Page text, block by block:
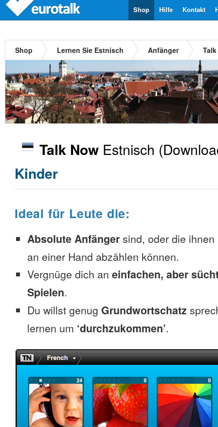
Kontakt
Hilfe
Shop
Shop Lernen Sie Estnisch Anfänger
Talk Now Estnisch
Kinder
Ideal für Leute die:
Absolute Anfänger sind, oder die
an einer Hand abzählen können.
Vergnüge dich an einfachen, aber
Spielen.
Du willst genug Grundwortschatz
lernen um ‘durchzukommen’.